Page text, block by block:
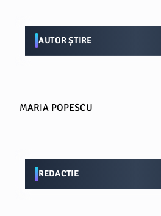
AUTOR ȘTIRE
MARIA POPESCU
REDACTIE